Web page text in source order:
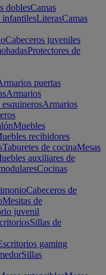
doblesCamas
infantilesLiterasCamas
Cabeceros juveniles
Protectores de
puertas
Armarios
Armarios
Muebles
recibidores
Taburetes de cocinaMesas
auxiliares de
Cocinas
Cabeceros de
Mesitas de
juvenil
Sillas de
gaming
Sillas